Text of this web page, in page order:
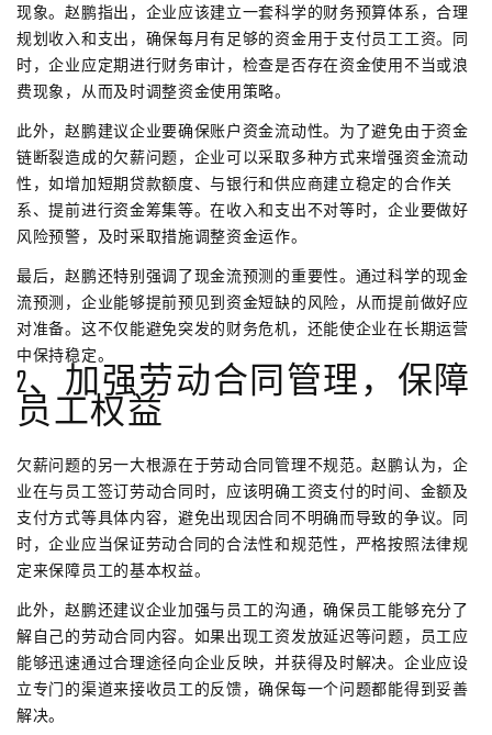
现象。赵鹏指出，企业应该建立一套科学的财务预算体系，合理
规划收入和支出，确保每月有足够的资金用于支付员工工资。同
时，企业应定期进行财务审计，检查是否存在资金使用不当或浪
费现象，从而及时调整资金使用策略。
此外，赵鹏建议企业要确保账户资金流动性。为了避免由于资金
链断裂造成的欠薪问题，企业可以采取多种方式来增强资金流动
性，如增加短期贷款额度、与银行和供应商建立稳定的合作关
系、提前进行资金筹集等。在收入和支出不对等时，企业要做好
风险预警，及时采取措施调整资金运作。
最后，赵鹏还特别强调了现金流预测的重要性。通过科学的现金
流预测，企业能够提前预见到资金短缺的风险，从而提前做好应
对准备。这不仅能避免突发的财务危机，还能使企业在长期运营
中保持稳定。
2、加强劳动合同管理，保障
员工权益
欠薪问题的另一大根源在于劳动合同管理不规范。赵鹏认为，企
业在与员工签订劳动合同时，应该明确工资支付的时间、金额及
支付方式等具体内容，避免出现因合同不明确而导致的争议。同
时，企业应当保证劳动合同的合法性和规范性，严格按照法律规
定来保障员工的基本权益。
此外，赵鹏还建议企业加强与员工的沟通，确保员工能够充分了
解自己的劳动合同内容。如果出现工资发放延迟等问题，员工应
能够迅速通过合理途径向企业反映，并获得及时解决。企业应设
立专门的渠道来接收员工的反馈，确保每一个问题都能得到妥善
解决。